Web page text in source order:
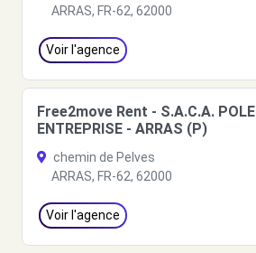
ARRAS, FR-62, 62000
Voir l'agence
Free2move Rent - S.A.C.A. POLE
ENTREPRISE - ARRAS (P)
chemin de Pelves
ARRAS, FR-62, 62000
Voir l'agence